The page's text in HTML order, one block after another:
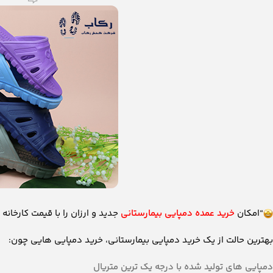
“امکان خرید عمده دمپایی بیمارستانی جدید و ارزان را با قیمت کارخانه از ۱۹/۴۰۰ پدید آورده
بهترین حالت از یک خرید دمپایی بیمارستانی، خرید دمپایی هایی چون:
دمپایی های تولید شده با درجه یک ترین متریال